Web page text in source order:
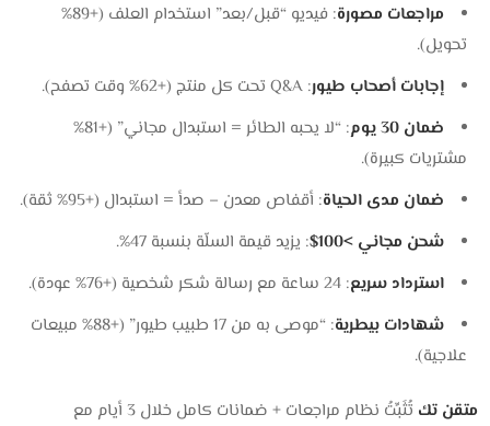
مراجعات مصورة
: فيديو “قبل/بعد” استخدام العلف (+89%
تحويل).
إجابات أصحاب طيور: Q&A تحت كل منتج (+62% وقت تصفح).
ضمان 30 يوم
: “لا يحبه الطائر = استبدال مجاني” (+81%
مشتريات كبيرة).
ضمان مدى الحياة: أقفاص معدن – صدأ = استبدال (+95% ثقة).
شحن مجاني >100$
: يزيد قيمة السلّة بنسبة 47%.
استرداد سريع: 24 ساعة مع رسالة شكر شخصية (+76% عودة).
شهادات بيطرية
: “موصى به من 17 طبيب طيور” (+88% مبيعات
علاجية).
متقن تك
تُثَبِّتُ نظام مراجعات + ضمانات كامل خلال 3 أيام مع